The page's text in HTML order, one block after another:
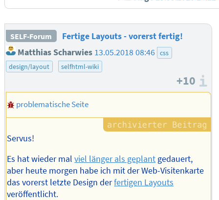
SELF-Forum
Fertige Layouts - vorerst fertig!
Matthias Scharwies 13.05.2018 08:46 css
design/layout
selfhtml-wiki
+10
problematische Seite
Servus!
Es hat wieder malviel länger als geplant gedauert,
aber heute morgen habe ich mit der Web-Visitenkarte
das vorerst letzte Design derfertigen Layouts
veröffentlicht.